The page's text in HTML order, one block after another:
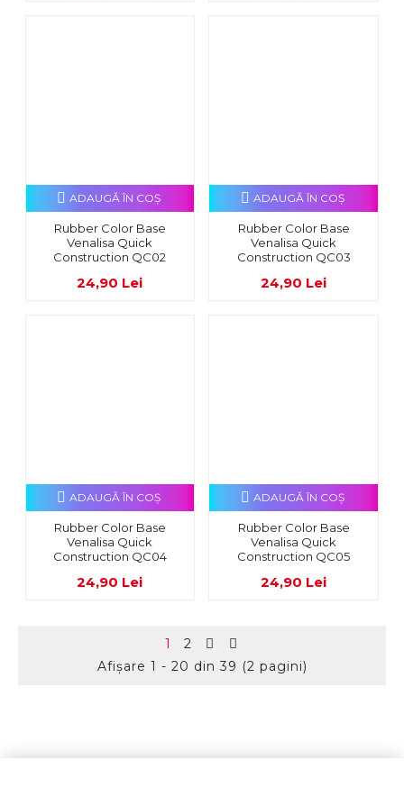
Rubber Color Base
Venalisa Quick
Construction QC02
24,90 Lei
ADAUGĂ ÎN COŞ
Rubber Color Base
Venalisa Quick
Construction QC03
24,90 Lei
ADAUGĂ ÎN COŞ
Rubber Color Base
Venalisa Quick
Construction QC04
24,90 Lei
ADAUGĂ ÎN COŞ
Rubber Color Base
Venalisa Quick
Construction QC05
24,90 Lei
ADAUGĂ ÎN COŞ
1
2
Afişare 1 - 20 din 39 (2 pagini)